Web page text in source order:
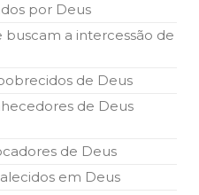
por Deus
buscam a intercessão de
de Deus
de Deus
de Deus
em Deus